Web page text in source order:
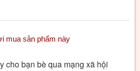
mua sản phẩm này
cho bạn bè qua mạng xã hội